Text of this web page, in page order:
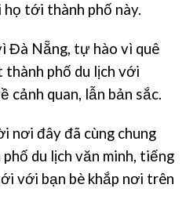
tới thành phố này.
Nẵng, tự hào vì quê
phố du lịch với
cảnh quan, lẫn bản sắc.
nơi đây đã cùng chung
du lịch văn minh, tiếng
với bạn bè khắp nơi trên